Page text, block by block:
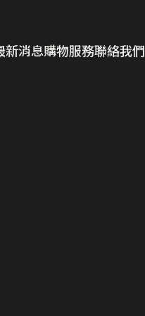
新消息購物服務聯絡我們